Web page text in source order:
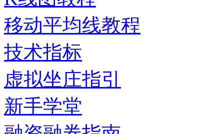
移动平均线教程
技术指标
虚拟坐庄指引
新手学堂